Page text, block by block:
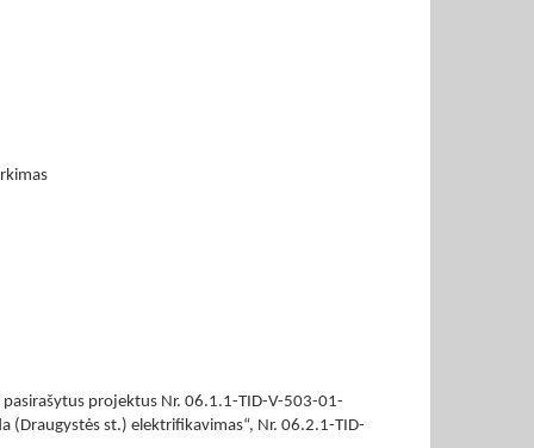
projektus Nr. 06.1.1-TID-V-503-01-
(Draugystės st.) elektrifikavimas“, Nr. 06.2.1-TID-